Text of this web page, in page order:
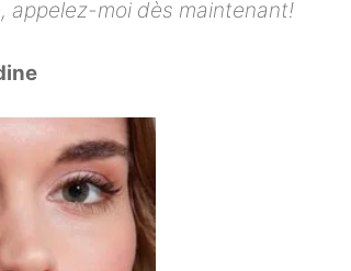
appelez-moi dès maintenant!